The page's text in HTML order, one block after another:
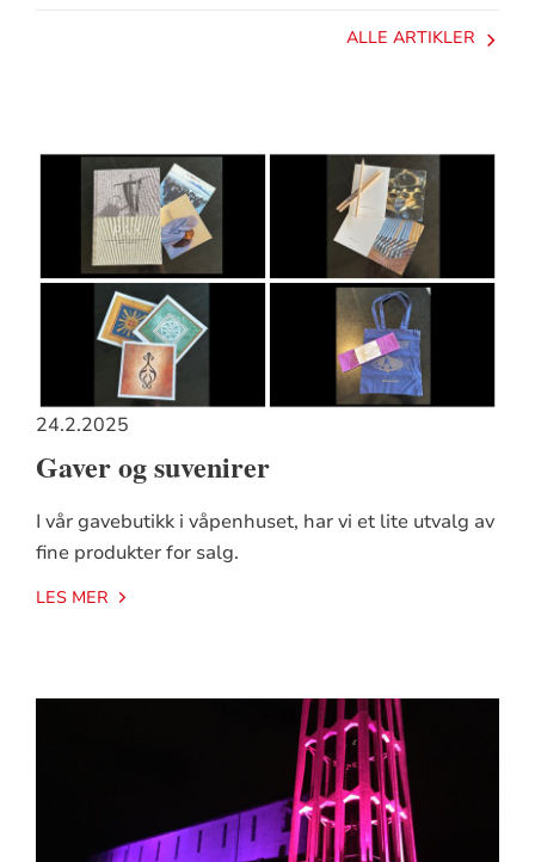
ALLE ARTIKLER
24.2.2025
Gaver og suvenirer
I vår gavebutikk i våpenhuset, har vi et lite utvalg av
fine produkter for salg.
LES MER